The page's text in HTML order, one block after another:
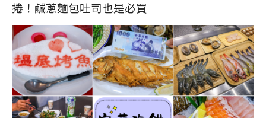
捲！鹹蔥麵包吐司也是必買